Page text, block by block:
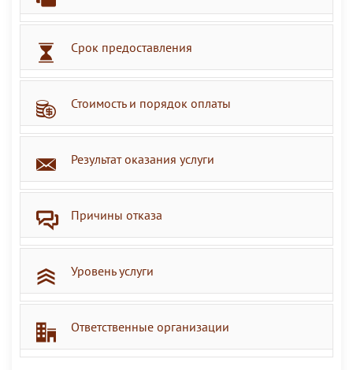
Срок предоставления
Стоимость и порядок оплаты
Результат оказания услуги
Причины отказа
Уровень услуги
Ответственные организации